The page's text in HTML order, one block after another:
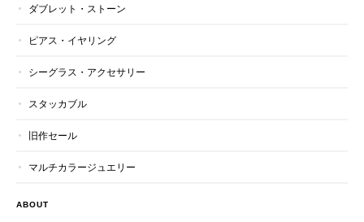
ダブレット・ストーン
ピアス・イヤリング
シーグラス・アクセサリー
スタッカブル
旧作セール
マルチカラージュエリー
ABOUT